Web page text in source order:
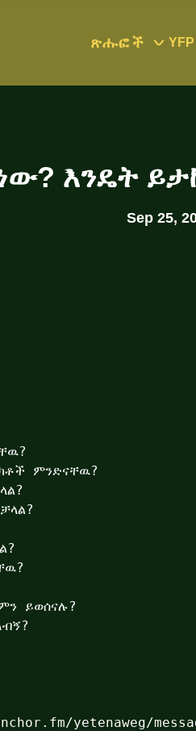
ጽሑፎች YFP
እንዴት
Sep 25,
ምንድናቸዉ?
ይወሰናሉ?
yetenaweg/